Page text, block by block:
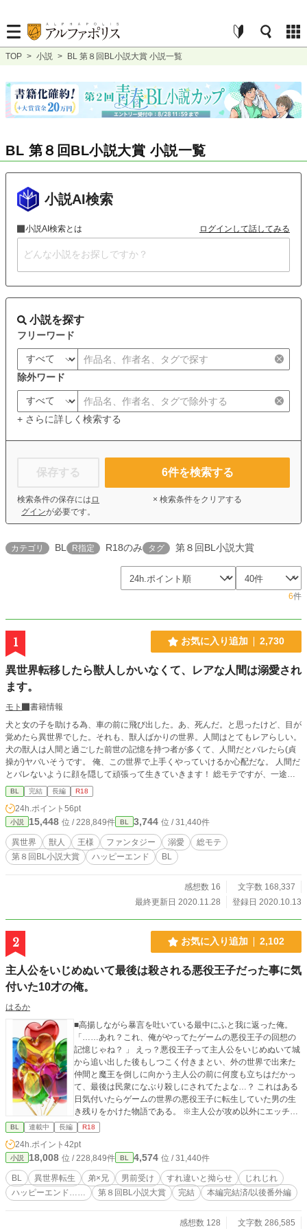
TOP > 小説 > BL 第８回BL小説大賞 小説一覧
BL 第８回BL小説大賞 小説一覧
小説AI検索
小説AI検索とは ログインして話してみる
小説を探す
フリーワード
除外ワード
+ さらに詳しく検索する
保存する
検索条件の保存には ロ
グインが必要です。
6件を検索する
× 検索条件をクリアする
カテゴリ BL R指定 R18のみ タグ 第８回BL小説大賞
6件
1 お気に入り追加 2,730
異世界転移したら獣人しかいなくて、レアな人間は溺愛され
ます。
モト
書籍情報
犬と女の子を助ける為、車の前に飛び出した。あ、死んだ。と思ったけど、目が
覚めたら異世界でした。それも、獣人ばかりの世界。人間はとてもレアらしい。
犬の獣人は人間と過ごした前世の記憶を持つ者が多くて、人間だとバレたら(貞
操が)ヤバいそうです。 俺、この世界で上手くやっていけるか心配だな。 人間だ
とバレないように顔を隠して頑張って生きていきます！ 総モテですが、一途。
(ビッチではないです。)エロは予告なしに入ります。 所々シリアスもあります
が、主人公は頑張ります。ご都合主義ごめんなさい。ムーンライトノベルズでも
投稿しています。
BL 完結 長編 R18
24h.ポイント 56pt
小説 15,448 位 / 228,849件 BL 3,744 位 / 31,440件
異世界 獣人 王様 ファンタジー 溺愛
総モテ
第８回BL小説大賞
ハッピーエンド BL
感想数 16
文字数 168,337
最終更新日 2020.11.28
登録日 2020.10.13
2 お気に入り追加 2,102
主人公をいじめぬいて最後は殺される悪役王子だった事に気
付いた10才の俺。
はるか
■高揚しながら暴言を吐いている最中にふと我に返った俺。
「……あれ？これ、俺がやってたゲームの悪役王子の回想の
記憶じゃね？ 」 えっ？悪役王子って主人公をいじめぬいて城
から追い出した後もしつこく付きまとい、外の世界で出来た
仲間と魔王を倒しに向かう主人公の前に何度も立ちはだかっ
て、最後は民衆になぶり殺しにされてたよな…？ これはある
日気付いたらゲームの世界の悪役王子に転生していた男の生
き残りをかけた物語である。 ※主人公が攻め以外にエッチな
目に合いますが最後まではいきません。苦手な方はご注意下
さい。 ※2020.06.27 本編完結いたしました。最後までご覧下
さり本当にありがとうございました。 ※以後、番外編を不定
期更新中です。二人のイチャイチャ、ラブラブ、その他面々
のその後など、ご覧くださると幸いです。
BL 連載中 長編 R18
24h.ポイント 42pt
小説 18,008 位 / 228,849件 BL 4,574 位 / 31,440件
BL 異世界転生 弟×兄 男前受け すれ違いと拗らせ
じれじれ
ハッピーエンド……
第８回BL小説大賞 完結 本編完結済/以後番外編
感想数 128 文字数 286,585